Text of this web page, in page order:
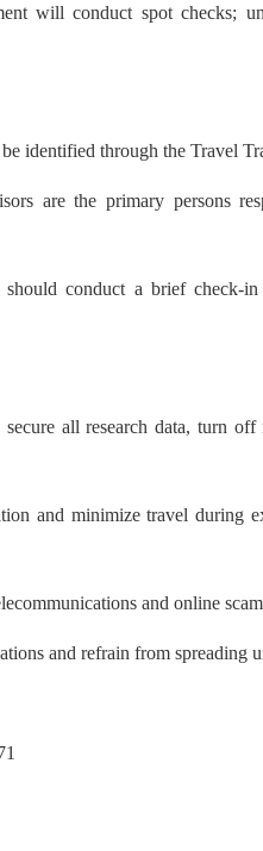
will conduct spot checks;
identified through the Travel
are the primary persons
conduct a brief check-
all research data, turn
and minimize travel during
and online
and refrain from spreading